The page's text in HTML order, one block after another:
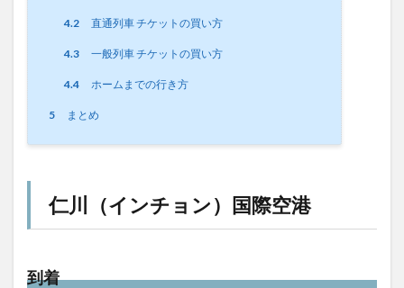
4.2 直通列車 チケットの買い方
4.3 一般列車 チケットの買い方
4.4 ホームまでの行き方
5 まとめ
仁川（インチョン）国際空港
到着